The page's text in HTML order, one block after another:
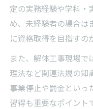
定の実務経験や学科・
め、未経験者の場合は
に資格取得を目指すの
また、解体工事現場
理法など関連法規の知
事業停止や罰金といっ
習得も重要なポイント